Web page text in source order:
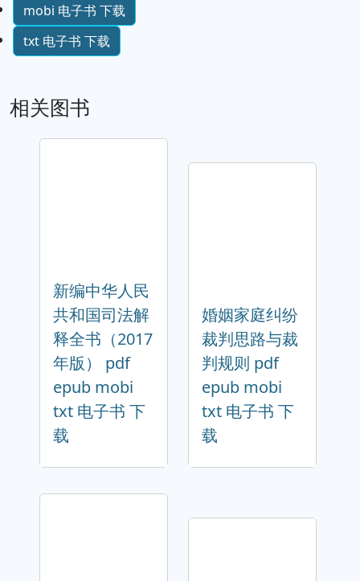
mobi 电子书 下载
txt 电子书 下载
相关图书
新编中华人民
共和国司法解
释全书（2017
年版） pdf
epub mobi
txt 电子书 下
载
婚姻家庭纠纷
裁判思路与裁
判规则 pdf
epub mobi
txt 电子书 下
载